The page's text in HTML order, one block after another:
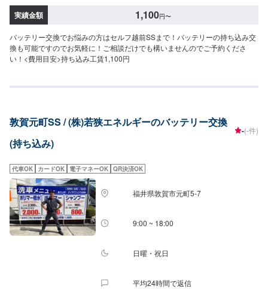
実績金額 1,100円〜
バッテリー交換でお悩みの方はセルフ越前SSまで！バッテリーの持ち込み交
換も可能ですのでお気軽に！ご相談だけでも構いませんのでご予約くださ
い！<費用目安>持ち込み工賃1,100円
敦賀元町SS / (株)若狭エネルギーのバッテリー交換
(持ち込み)
-(-件)
代車OK カードOK 電子マネーOK QR決済OK
福井県敦賀市元町5-7
9:00 ~ 18:00
日曜・祝日
平均24時間で返信